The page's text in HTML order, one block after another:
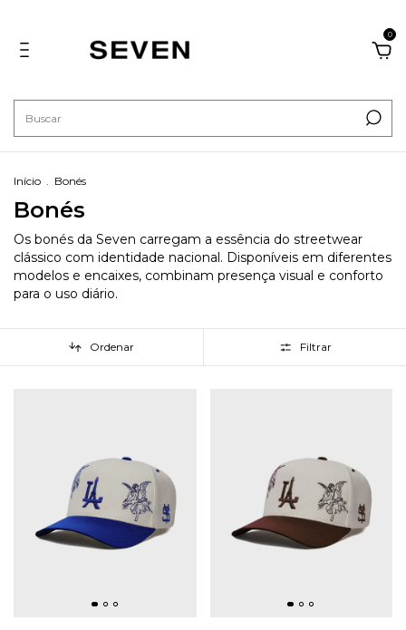
0
Início . Bonés
Bonés
Os bonés da Seven carregam a essência do streetwear
clássico com identidade nacional. Disponíveis em diferentes
modelos e encaixes, combinam presença visual e conforto
para o uso diário.
Ordenar Filtrar